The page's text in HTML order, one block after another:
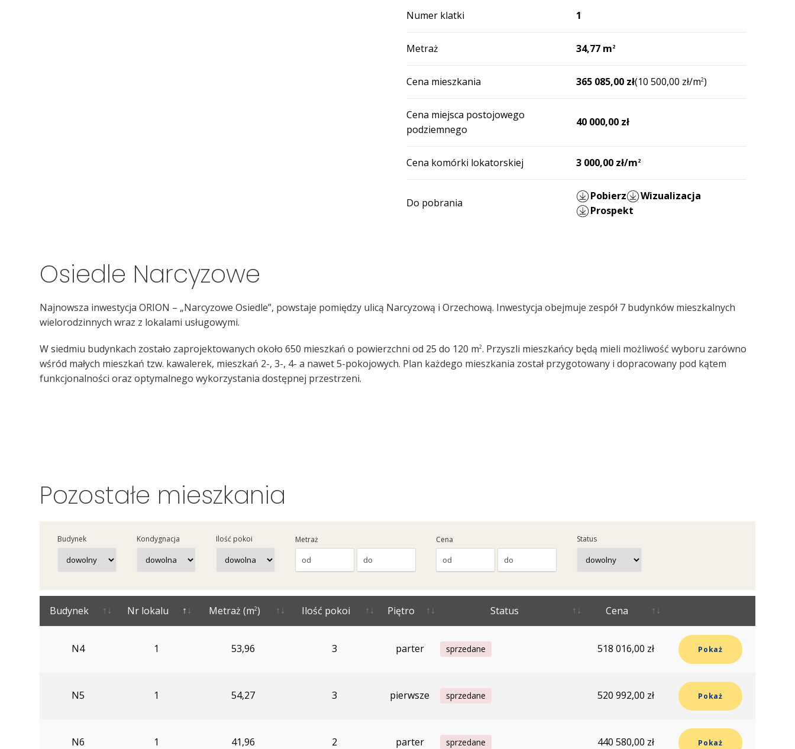
Numer klatki 1
Metraż 34,77 m2
Cena mieszkania 365 085,00 zł(10 500,00 zł/m2)
Cena miejsca postojowego
podziemnego
40 000,00 zł
Cena komórki lokatorskiej 3 000,00 zł/m2
Do pobrania
Pobierz
Wizualizacja
Prospekt
Osiedle Narcyzowe
Najnowsza inwestycja ORION – „Narcyzowe Osiedle”, powstaje pomiędzy ulicą Narcyzową i Orzechową. Inwestycja obejmuje zespół 7 budynków mieszkalnych
wielorodzinnych wraz z lokalami usługowymi.
W siedmiu budynkach zostało zaprojektowanych około 650 mieszkań o powierzchni od 25 do 120 m2. Przyszli mieszkańcy będą mieli możliwość wyboru zarówno
wśród małych mieszkań tzw. kawalerek, mieszkań 2-, 3-, 4- a nawet 5-pokojowych. Plan każdego mieszkania został przygotowany i dopracowany pod kątem
funkcjonalności oraz optymalnego wykorzystania dostępnej przestrzeni.
Pozostałe mieszkania
Budynek Kondygnacja Ilość pokoi Metraż Cena Status
Budynek Nr lokalu Metraż (m2) Ilość pokoi Piętro Status Cena
N4 1 53,96 3 parter sprzedane 518 016,00 zł Pokaż
N5 1 54,27 3 pierwsze sprzedane 520 992,00 zł Pokaż
N6 1 41,96 2 parter sprzedane 440 580,00 zł Pokaż